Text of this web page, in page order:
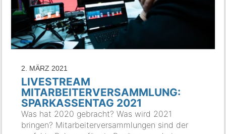
2. MÄRZ 2021
LIVESTREAM
MITARBEITERVERSAMMLUNG:
SPARKASSENTAG 2021
Was hat 2020 gebracht? Was wird 2021
bringen? Mitarbeiterversammlungen sind der